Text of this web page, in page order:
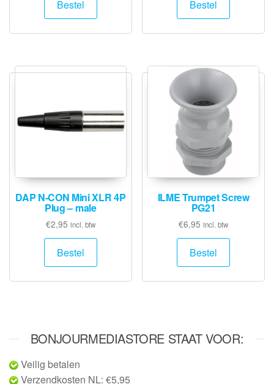
Bestel Bestel
DAP N-CON Mini XLR 4P
Plug – male
€2,95 incl. btw
Bestel
ILME Trumpet Screw
PG21
€6,95 incl. btw
Bestel
BONJOURMEDIASTORE STAAT VOOR:
Veilig betalen
Verzendkosten NL: €5,95